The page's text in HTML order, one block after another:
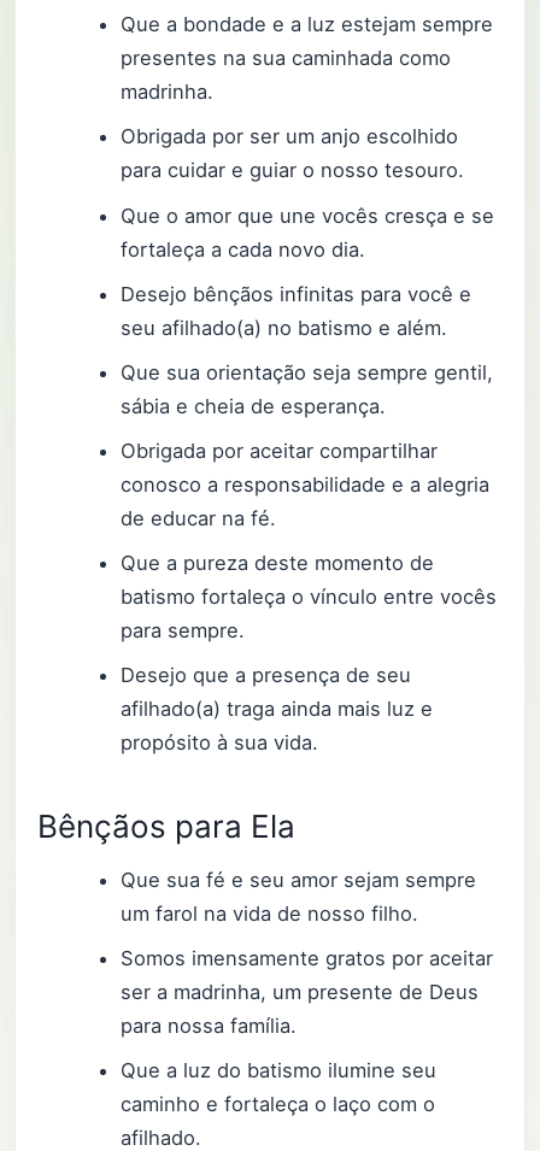
Que a bondade e a luz estejam sempre
presentes na sua caminhada como
madrinha.
Obrigada por ser um anjo escolhido
para cuidar e guiar o nosso tesouro.
Que o amor que une vocês cresça e se
fortaleça a cada novo dia.
Desejo bênçãos infinitas para você e
seu afilhado(a) no batismo e além.
Que sua orientação seja sempre gentil,
sábia e cheia de esperança.
Obrigada por aceitar compartilhar
conosco a responsabilidade e a alegria
de educar na fé.
Que a pureza deste momento de
batismo fortaleça o vínculo entre vocês
para sempre.
Desejo que a presença de seu
afilhado(a) traga ainda mais luz e
propósito à sua vida.
Bênçãos para Ela
Que sua fé e seu amor sejam sempre
um farol na vida de nosso filho.
Somos imensamente gratos por aceitar
ser a madrinha, um presente de Deus
para nossa família.
Que a luz do batismo ilumine seu
caminho e fortaleça o laço com o
afilhado.